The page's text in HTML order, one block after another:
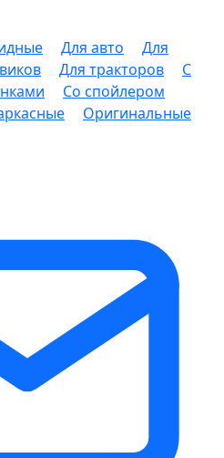
Для авто
Для
Для тракторов
С
Со спойлером
Оригинальные